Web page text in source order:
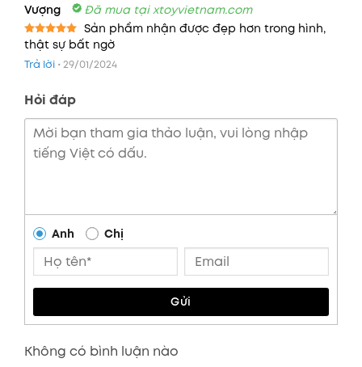
Vượng Đã mua tại xtoyvietnam.com
Được xếp
sao
Sản phẩm nhận được đẹp hơn trong hình,
thật sự bất ngờ
Trả lời •29/01/2024
Hỏi đáp
Anh Chị
Gửi
Không có bình luận nào